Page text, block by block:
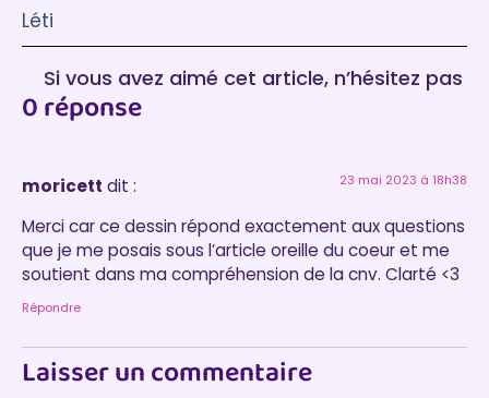
Léti
Si vous avez aimé cet article, n’hésitez pas
à laisser un commentaire :)
0 réponse
moricett dit : 23 mai 2023 à 18h38
Merci car ce dessin répond exactement aux questions
que je me posais sous l’article oreille du coeur et me
soutient dans ma compréhension de la cnv. Clarté <3
Répondre
Laisser un commentaire